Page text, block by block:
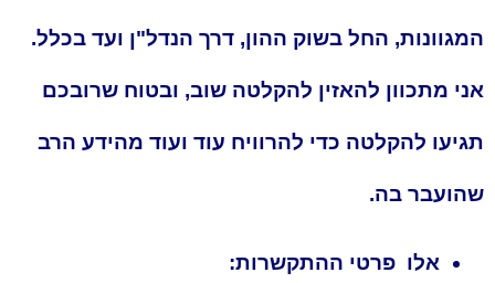
המגוונות, החל בשוק ההון, דרך הנדל"ן ועד בכלל.
אני מתכוון להאזין להקלטה שוב, ובטוח שרובכם
תגיעו להקלטה כדי להרוויח עוד ועוד מהידע הרב
שהועבר בה.
אלו פרטי ההתקשרות: